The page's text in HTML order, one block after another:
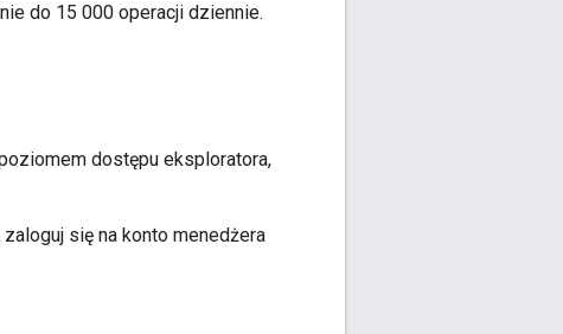
do 15 000 operacji dziennie.
dostępu eksploratora,
się na konto menedżera